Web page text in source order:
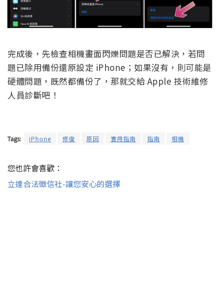
完成後，先檢查相機畫面閃爍問題是否已解決，若問
題已除用備份還原設定 iPhone；如果沒有，則可能是
硬體問題，既然都備份了，那就交給 Apple 技術維修
人員診斷吧！
Tags: iPhone 修復 原因 實用指南 指南 相機
您也許會喜歡：
立達合法徵信社-讓您安心的選擇